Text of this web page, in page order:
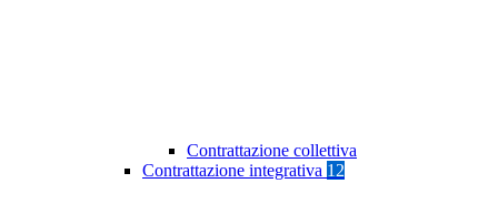
Contrattazione collettiva
Contrattazione integrativa 12